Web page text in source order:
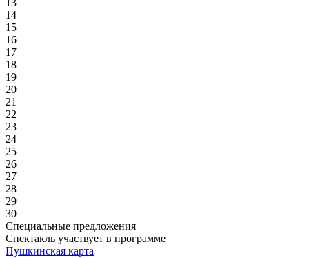
13
14
15
16
17
18
19
20
21
22
23
24
25
26
27
28
29
30
Специальные предложения
Спектакль участвует в программе
Пушкинская карта